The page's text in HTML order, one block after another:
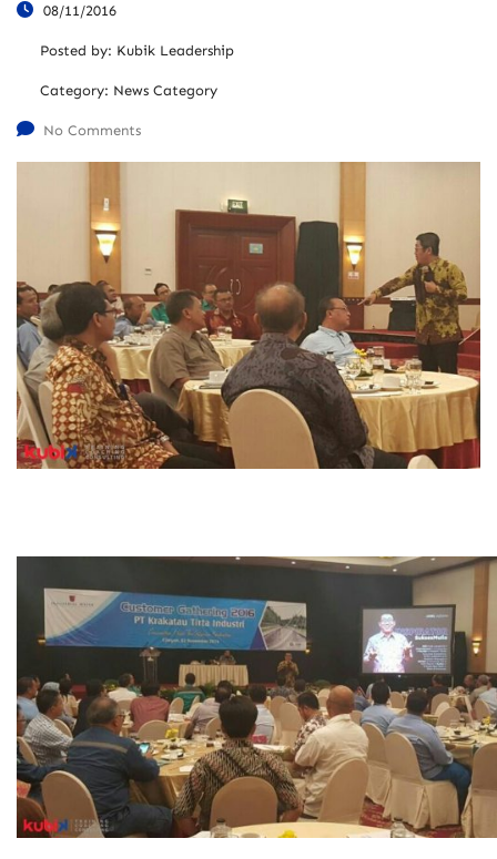
08/11/2016
Posted by: Kubik Leadership
Category: News Category
No Comments